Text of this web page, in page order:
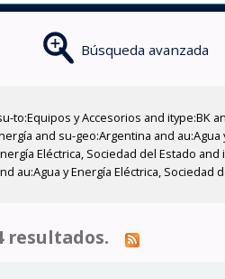
Búsqueda avanzada
y Accesorios and itype:BK
and su-geo:Argentina and
Eléctrica, Sociedad del Estado
au:Agua y Energía Eléctrica,
resultados.